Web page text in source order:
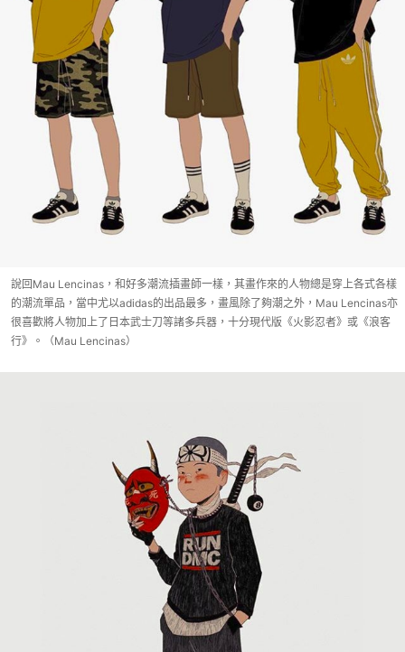
說回Mau Lencinas，和好多潮流插畫師一樣，其畫作來的人物總是穿上各式各樣
的潮流單品，當中尤以adidas的出品最多，畫風除了夠潮之外，Mau Lencinas亦
很喜歡將人物加上了日本武士刀等諸多兵器，十分現代版《火影忍者》或《浪客
行》。（Mau Lencinas）